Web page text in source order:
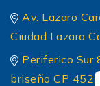
Av. Lazaro
Ciudad Lazaro
Periferico Sur
briseño CP